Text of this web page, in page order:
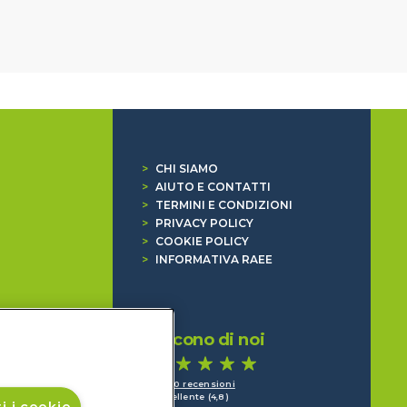
>
CHI SIAMO
> AIUTO E CONTATTI
>
TERMINI E CONDIZIONI
>
PRIVACY POLICY
>
COOKIE POLICY
>
INFORMATIVA RAEE
Dicono di noi
1.640 recensioni
Eccellente (4,8)